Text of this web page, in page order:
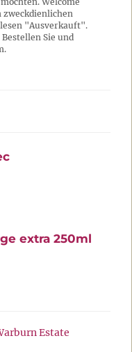
zweckdienlichen
"Ausverkauft".
Sie und
extra 250ml
Estate